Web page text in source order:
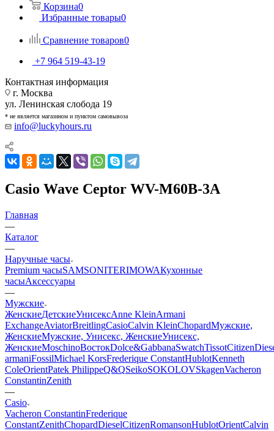
Корзина0
Избранные товары0
Сравнение товаров0
+7 964 519-43-19
Контактная информация
г. Москва
ул. Ленинская слобода 19
* не является магазином и пунктом самовывоза
info@luckyhours.ru
Casio Wave Ceptor WV-M60B-3A
Главная
—
Каталог
—
Наручные часы
Premium часыSAMSONITERIMOWAКухонные
часыАксессуары
—
Мужские
ЖенскиеДетскиеУнисексAnne KleinArmani
ExchangeAviatorBreitlingCasioCalvin KleinChopardМужские,
ЖенскиеМужские, Унисекс, ЖенскиеУнисекс,
ЖенскиеMoschinoВостокDolce&GabbanaSwatchTissotCitizen
armaniFossilMichael KorsFrederique ConstantHublotKenneth
ColeOrientPatek PhilippeQ&QSeikoSOKOLOVSkagenVacheron
ConstantinZenith
—
Casio
Vacheron ConstantinFrederique
ConstantZenithChopardDieselCitizenRomansonHublotOrientCalvin